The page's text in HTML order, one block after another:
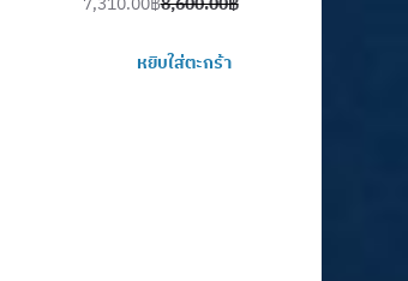
Original
Current
หยิบใส่ตะกร้า